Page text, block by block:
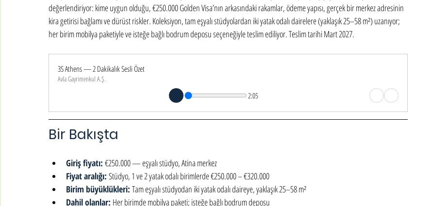
değerlendiriyor: kime uygun olduğu, €250.000 Golden Visa’nın arkasındaki rakamlar, ödeme yapısı, gerçek bir merkez adresinin
kira getirisi bağlamı ve dürüst riskler. Koleksiyon, tam eşyalı stüdyolardan iki yatak odalı dairelere (yaklaşık 25–58 m²) uzanıyor;
her birim mobilya paketiyle ve isteğe bağlı bodrum deposu seçeneğiyle teslim ediliyor. Teslim tarihi Mart 2027.
3S Athens — 2 Dakikalık Sesli Özet
Avla Gayrimenkul A.Ş.
2:05
Bir Bakışta
Giriş fiyatı: €250.000 — eşyalı stüdyo, Atina merkez
Fiyat aralığı: Stüdyo, 1 ve 2 yatak odalı birimlerde €250.000 – €320.000
Birim büyüklükleri: Tam eşyalı stüdyodan iki yatak odalı daireye, yaklaşık 25–58 m²
Dahil olanlar: Her birimde mobilya paketi; isteğe bağlı bodrum deposu